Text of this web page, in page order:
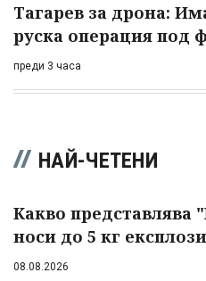
Тагарев за дрона:
руска операция под
преди 3 часа
НАЙ-ЧЕТЕНИ
Какво представлява
носи до 5 кг
08.08.2026